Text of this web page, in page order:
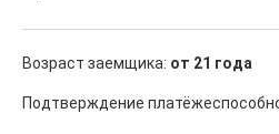
Возраст заемщика: от 21 года
Подтверждение